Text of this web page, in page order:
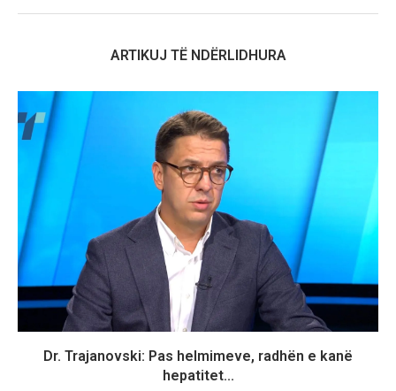
ARTIKUJ TË NDËRLIDHURA
Dr. Trajanovski: Pas helmimeve, radhën e kanë
hepatitet...